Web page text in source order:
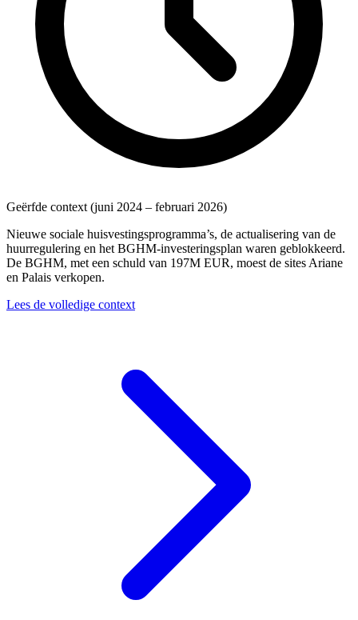
Geërfde context (juni 2024 – februari 2026)
Nieuwe sociale huisvestingsprogramma’s, de actualisering van de
huurregulering en het BGHM-investeringsplan waren geblokkeerd.
De BGHM, met een schuld van 197M EUR, moest de sites Ariane
en Palais verkopen.
Lees de volledige context